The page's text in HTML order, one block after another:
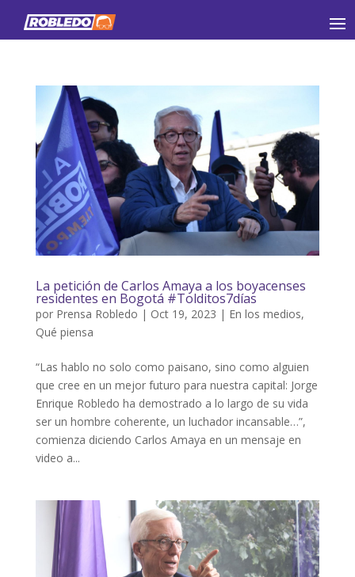
La petición de Carlos Amaya a los boyacenses
residentes en Bogotá #Tolditos7días
por Prensa Robledo | Oct 19, 2023 | En los medios,
Qué piensa
“Las hablo no solo como paisano, sino como alguien
que cree en un mejor futuro para nuestra capital: Jorge
Enrique Robledo ha demostrado a lo largo de su vida
ser un hombre coherente, un luchador incansable…”,
comienza diciendo Carlos Amaya en un mensaje en
video a...